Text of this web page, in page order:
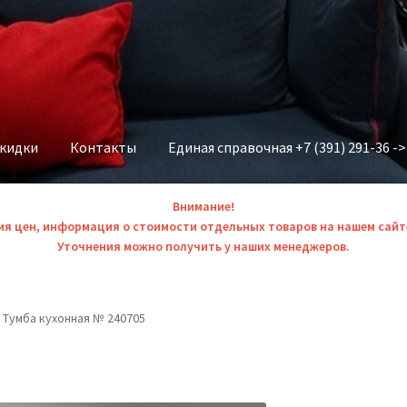
Контакты Единая справочная +7 (391) 291-36 -
Внимание!
цен, информация о стоимости отдельных товаров на нашем
Уточнения можно получить у наших менеджеров.
Тумба кухонная № 240705